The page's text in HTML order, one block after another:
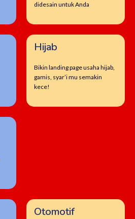
didesain untuk Anda
Hijab
Bikin landing page usaha hijab,
gamis, syar’i mu semakin
kece!
Otomotif